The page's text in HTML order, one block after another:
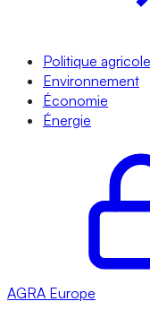
Politique agricole
Environnement
Économie
Énergie
AGRA Europe